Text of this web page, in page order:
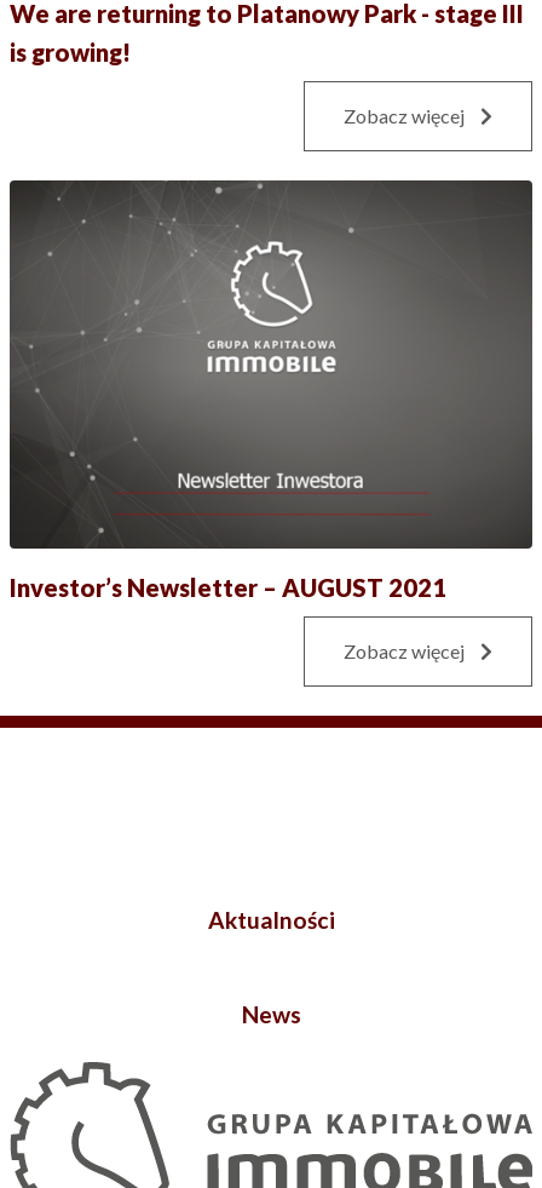
We are returning to Platanowy Park - stage III
is growing!
Zobacz więcej
Investor’s Newsletter – AUGUST 2021
Zobacz więcej
Aktualności
News